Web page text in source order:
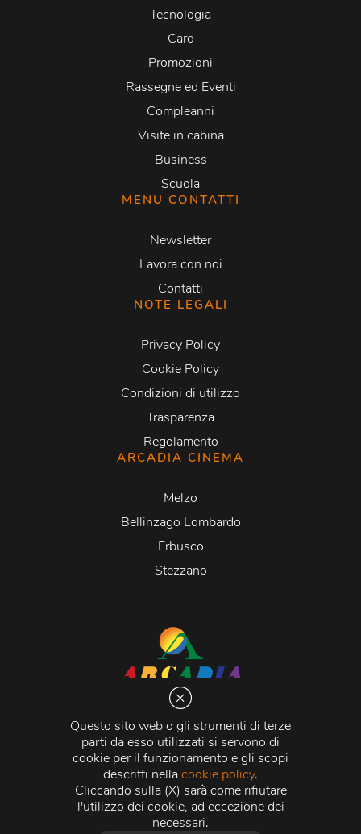
Questo sito web o gli strumenti di terze
parti da esso utilizzati si servono di
cookie per il funzionamento e gli scopi
descritti nellacookie policy.
Cliccando sulla (X) sarà come rifiutare
l'utilizzo dei cookie, ad eccezione dei
necessari.
Tecnologia
Card
Promozioni
Rassegne ed Eventi
Compleanni
Visite in cabina
Business
Scuola
MENU CONTATTI
Newsletter
Lavora con noi
Contatti
NOTE LEGALI
Privacy Policy
Cookie Policy
Condizioni di utilizzo
Trasparenza
Regolamento
ARCADIA CINEMA
Melzo
Bellinzago Lombardo
Erbusco
Stezzano
Via Martiri della Libertà 20066 Melzo (MI)
C.C.I.A.A. - R.E.A di Milano n. 1427910
Registro delle Imprese di Milano n. 338392 -
Fiscale e Partita Iva11015840157 | Capitale Sociale
500.000,00 i.v.
Credits:Crea Informatica S.r.l. 2026 © Tutti i diritti
riservati.